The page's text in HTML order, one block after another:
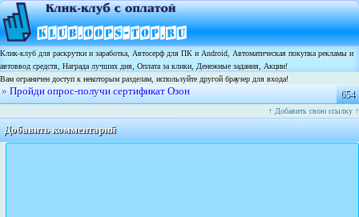
Клик-клуб для раскрутки и заработка, Автосерф для ПК и Android, Автоматическая покупка рекламы и
автоввод средств, Награда лучших дня, Оплата за клики, Денежные задания, Акции!
Вам ограничен доступ к некоторым разделам, используйте другой браузер для входа!
» Пройди опрос-получи сертификат Озон 654
↑ Добавить свою ссылку ↑
Добавить комментарий